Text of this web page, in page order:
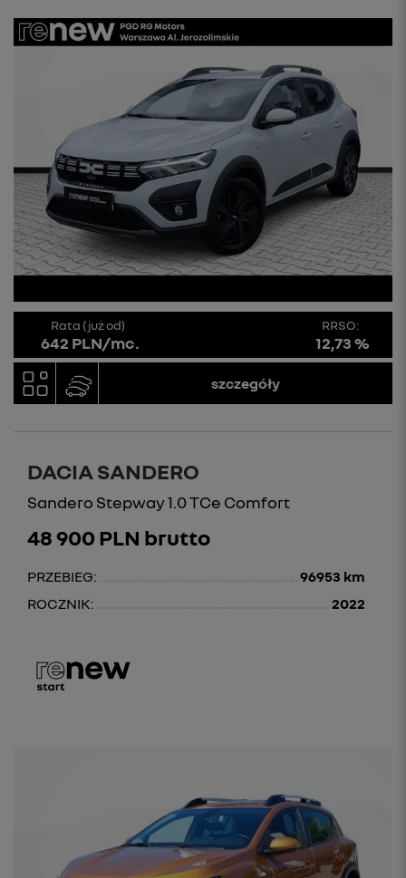
Rata (już od)
642 PLN/mc.
RRSO:
12,73 %
szczegóły
DACIA SANDERO
Sandero Stepway 1.0 TCe Comfort
48 900 PLN brutto
PRZEBIEG:
96953 km
ROCZNIK:
2022